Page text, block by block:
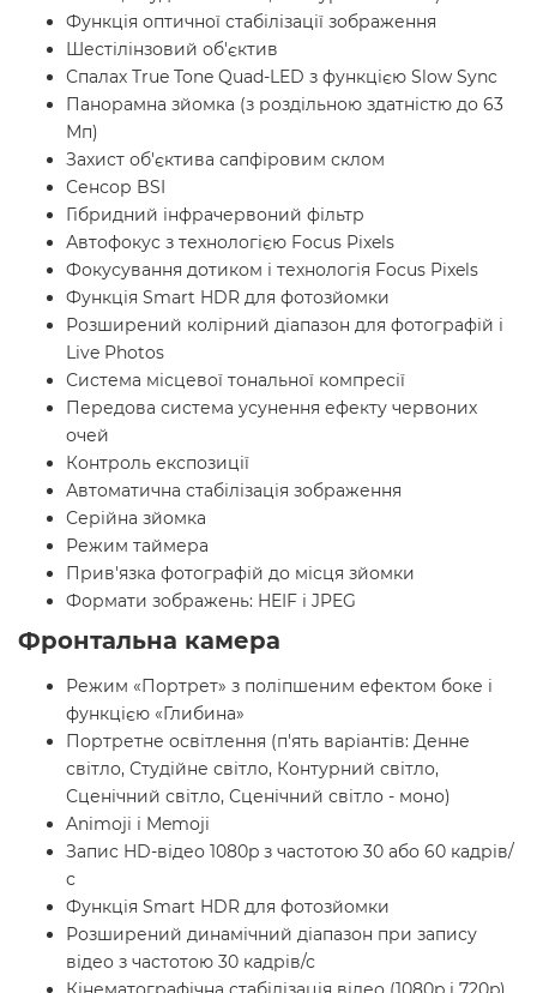
Функція оптичної стабілізації зображення
Шестілінзовий об'єктив
Спалах True Tone Quad-LED з функцією Slow Sync
Панорамна зйомка (з роздільною здатністю до 63
Мп)
Захист об'єктива сапфіровим склом
Сенсор BSI
Гібридний інфрачервоний фільтр
Автофокус з технологією Focus Pixels
Фокусування дотиком і технологія Focus Pixels
Функція Smart HDR для фотозйомки
Розширений колірний діапазон для фотографій і
Live Photos
Система місцевої тональної компресії
Передова система усунення ефекту червоних
очей
Контроль експозиції
Автоматична стабілізація зображення
Серійна зйомка
Режим таймера
Прив'язка фотографій до місця зйомки
Формати зображень: HEIF і JPEG
Фронтальна камера
Режим «Портрет» з поліпшеним ефектом боке і
функцією «Глибина»
Портретне освітлення (п'ять варіантів: Денне
світло, Студійне світло, Контурний світло,
Сценічний світло, Сценічний світло - моно)
Animoji і Memoji
Запис HD-відео 1080p з частотою 30 або 60 кадрів/
с
Функція Smart HDR для фотозйомки
Розширений динамічний діапазон при запису
відео з частотою 30 кадрів/с